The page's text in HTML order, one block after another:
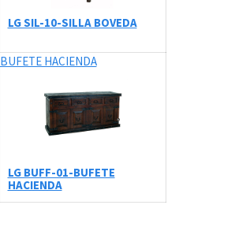
LG SIL-10-SILLA BOVEDA
BUFETE HACIENDA
LG BUFF-01-BUFETE
HACIENDA